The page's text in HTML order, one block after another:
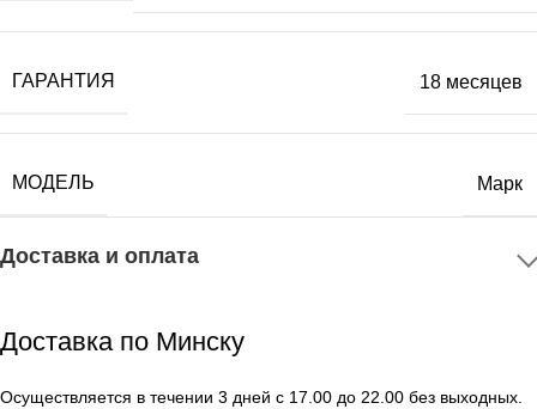
ГАРАНТИЯ 18 месяцев
МОДЕЛЬ Марк
Доставка и оплата
Доставка по Минску
Осуществляется в течении 3 дней с 17.00 до 22.00 без выходных.